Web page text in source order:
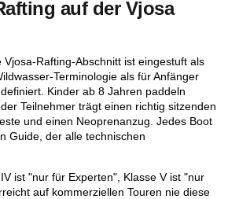
auf der Vjosa
Rafting-Abschnitt ist eingestuft als
Terminologie als für Anfänger
Kinder ab 8 Jahren paddeln
Teilnehmer trägt einen richtig sitzenden
und einen Neoprenanzug. Jedes Boot
Guide, der alle technischen
ist "nur für Experten", Klasse V ist "nur
auf kommerziellen Touren nie diese